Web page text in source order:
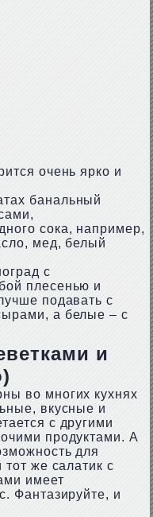
очень ярко и
банальный
сока, например,
мед, белый
с
плесенью и
подавать с
а белые – с
и
во многих кухнях
вкусные и
с другими
продуктами. А
для
же салатик с
имеет
Фантазируйте, и